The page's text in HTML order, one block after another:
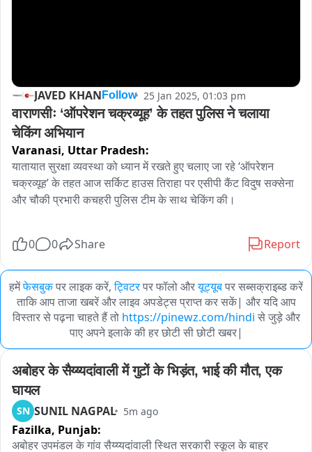
JAVED KHAN Follow 25 Jan 2025, 01:03 pm
वाराणसीः ‘ऑपरेशन चक्रव्यूह’ के तहत पुलिस ने चलाया
चेकिंग अभियान
Varanasi, Uttar Pradesh:
यातायात सुरक्षा व्यवस्था को ध्यान में रखते हुए चलाए जा रहे ‘ऑपरेशन
चक्रव्यूह’ के तहत आज सर्किट हाउस तिराहा पर एसीपी कैंट विदुष सक्सेना
और चौकी प्रभारी कचहरी पुलिस टीम के साथ चेकिंग की।
0 0 Share Report
हमेंफेसबुकपर लाइक करें, ट्विटरपर फॉलो औरयूट्यूबपर सब्सक्राइब्ड करें
ताकि आप ताजा खबरें और लाइव अपडेट्स प्राप्त कर सकें| और यदि आप
विस्तार से पढ़ना चाहते हैं तो https://pinewz.com/hindi से जुड़े और
पाए अपने इलाके की हर छोटी सी छोटी खबर|
अबोहर के सैय्य्यदांवाली में गुटों के भिड़ंत, भाई की मौत, एक
घायल
SN SUNIL NAGPAL 5m ago
Fazilka, Punjab:
अबोहर उपमंडल के गांव सैय्य्यदांवाली स्थित सरकारी स्कूल के बाहर